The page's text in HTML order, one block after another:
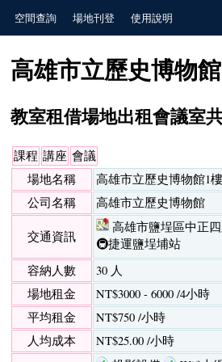
空間查詢 場地刊登 使用說明
高雄市立歷史博物
教室租借場地出租會議室
課程 講座 會議
場地名稱
高雄市立歷史博物館1
公司名稱
高雄市立歷史博物館
交通資訊
高雄市鹽埕區中正四
🚇捷運鹽埕埔站
容納人數
30 人
場地租金
NT$3000 - 6000 /4小時
平均租金
NT$750 /小時
人均成本
NT$25.00 /小時